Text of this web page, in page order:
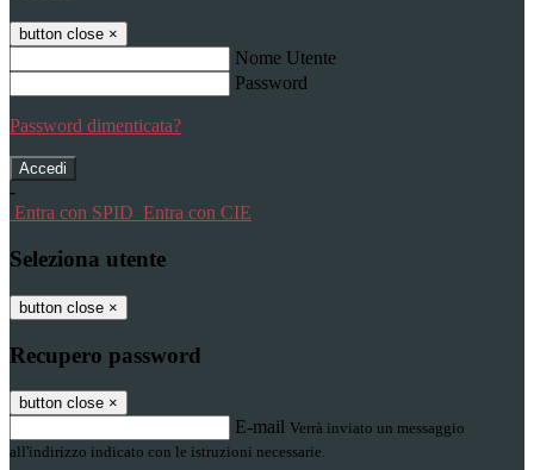
button close ×
Nome Utente
Password
Password dimenticata?
-
Entra con SPID Entra con CIE
Seleziona utente
button close ×
Recupero password
button close ×
E-mail Verrà inviato un messaggio
all'indirizzo indicato con le istruzioni necessarie.